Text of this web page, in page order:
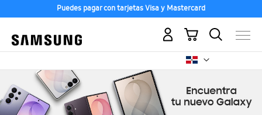
Puedes pagar con tarjetas Visa y Mastercard
Mi carrito